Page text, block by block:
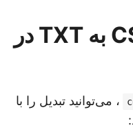
گزینه‌های تبدیل CSV به TXT در
، می‌توانید تبدیل را با